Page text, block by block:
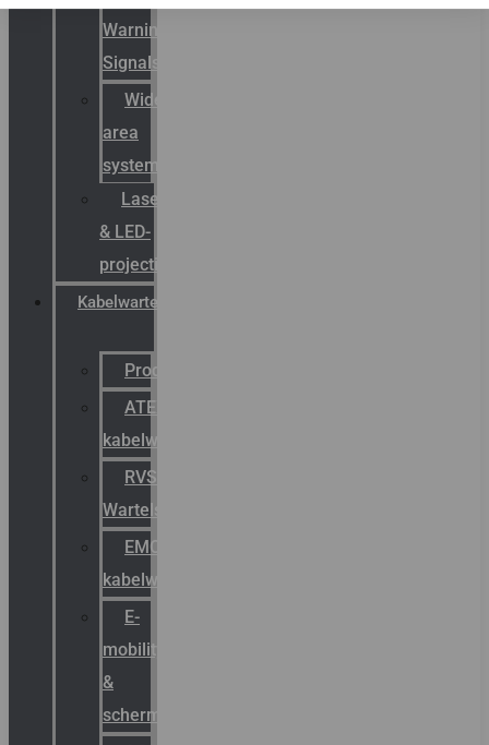
Warning
Signals
Wide
area
systemen
Laserbelijning
& LED-
projectie
Kabelwartels
Productcatalogus
ATEX
kabelwartels
RVS
Wartels
EMC
kabelwartels
E-
mobility
&
schermstromen